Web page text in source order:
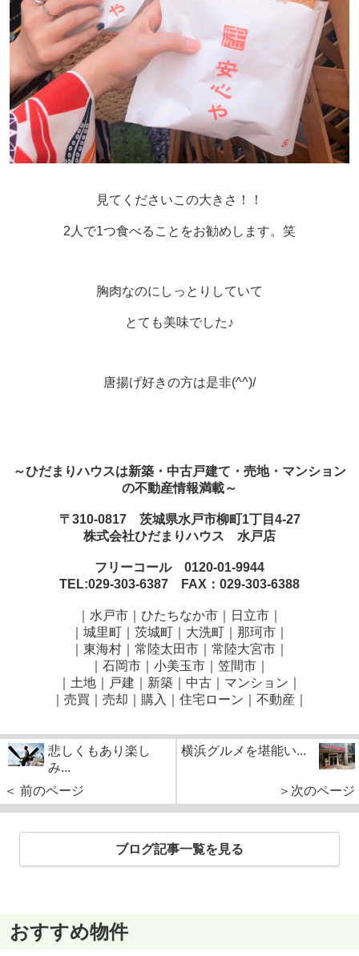
見てくださいこの大きさ！！
2人で1つ食べることをお勧めします。笑
胸肉なのにしっとりしていて
とても美味でした♪
唐揚げ好きの方は是非(^^)/
～ひだまりハウスは新築・中古戸建て・売地・マンション
の不動産情報満載～
〒310-0817 茨城県水戸市柳町1丁目4-27
株式会社ひだまりハウス 水戸店
フリーコール 0120-01-9944
TEL:029-303-6387 FAX：029-303-6388
｜水戸市｜ひたちなか市｜日立市｜
｜城里町｜茨城町｜大洗町｜那珂市｜
｜東海村｜常陸太田市｜常陸大宮市｜
｜石岡市｜小美玉市｜笠間市
｜土地｜戸建｜新築｜中古｜マンション｜
｜売買｜売却｜購入｜住宅ローン｜不動産｜
悲しくもあり楽し
み...
＜ 前のページ
横浜グルメを堪能い...
＞次のページ
ブログ記事一覧を見る
おすすめ物件